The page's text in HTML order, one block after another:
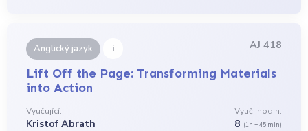
Anglický jazyk i AJ 418
Lift Off the Page: Transforming Materials
into Action
Vyučující:
Kristof Abrath
Vyuč. hodin:
8 (1h = 45 min)